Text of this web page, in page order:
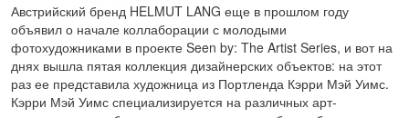
Австрийский бренд HELMUT LANG еще в прошлом году
объявил о начале коллаборации с молодыми
фотохудожниками в проекте Seen by: The Artist Series, и вот на
днях вышла пятая коллекция дизайнерских объектов: на этот
раз ее представила художница из Портленда Кэрри Мэй Уимс.
Кэрри Мэй Уимс специализируется на различных арт-